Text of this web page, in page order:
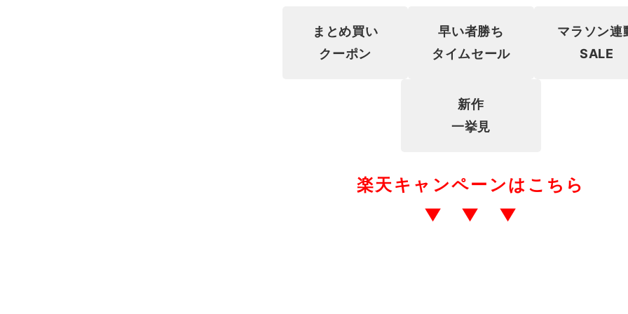
まとめ買い
クーポン
早い者勝ち
タイムセール
マラソン連
SALE
新作
一挙見
楽天キャンペーンはこちら
▼ ▼ ▼